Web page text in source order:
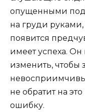
опущенными
на груди
появится
имеет успеха. Он
изменить, чтобы
не обратит на
ошибку.